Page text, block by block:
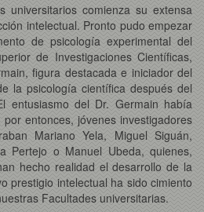
universitarios comienza su extensa
intelectual. Pronto pudo empezar
de psicología experimental del
de Investigaciones Científicas,
figura destacada e iniciador del
la psicología científica después del
entusiasmo del Dr. Germain había
entonces, jóvenes investigadores
Mariano Yela, Miguel Siguán,
Pertejo o Manuel Ubeda, quienes,
hecho realidad el desarrollo de la
prestigio intelectual ha sido cimiento
Facultades universitarias.